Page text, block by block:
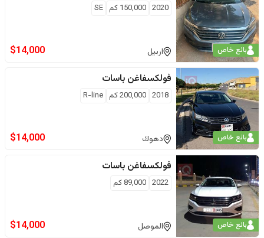
بائع خاص
2020
150,000 كم SE
اربيل $14,000
بائع خاص
فولكسفاغن باسات
2018
200,000كم R-line
دهوك $14,000
بائع خاص
فولكسفاغن باسات
2022
89,000كم
الموصل $14,000